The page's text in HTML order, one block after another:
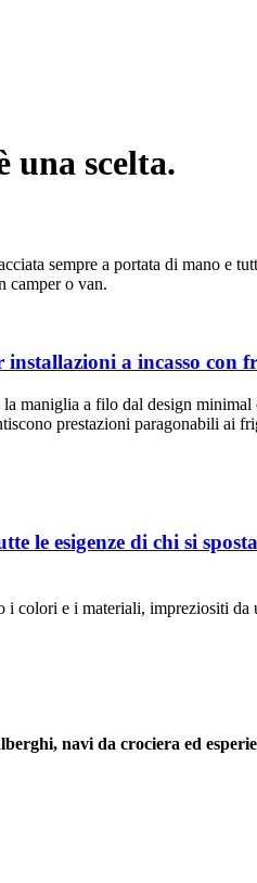
una scelta.
sempre a portata di mano e
camper o van.
a incasso con
maniglia a filo dal design
prestazioni paragonabili ai
le esigenze di chi si
i colori e i materiali, impreziositi
navi da crociera ed